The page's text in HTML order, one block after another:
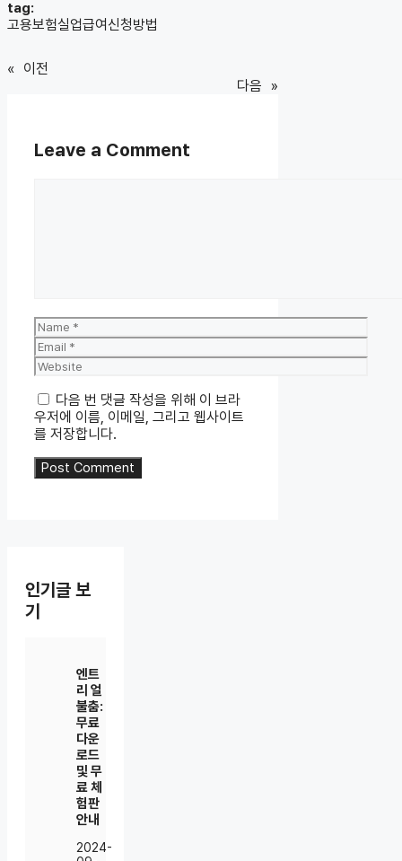
tag:
고용보험실업급여신청방법
« 이전
다음 »
Leave a Comment
Name
Email
Website
다음 번 댓글 작성을 위해 이 브라
우저에 이름, 이메일, 그리고 웹사이트
를 저장합니다.
인기글 보
기
엔트
리 얼
불춤:
무료
다운
로드
및 무
료 체
험판
안내
2024-